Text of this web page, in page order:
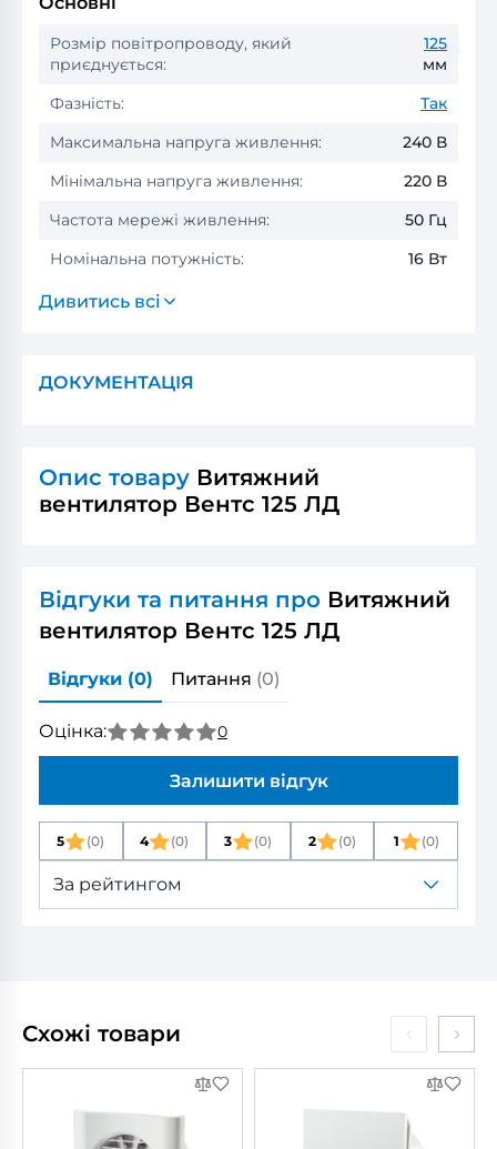
Розмір повітропроводу, який
приєднується:
125
мм
Фазність:
Так
Максимальна напруга живлення:
240 В
Мінімальна напруга живлення:
220 В
Частота мережі живлення:
50 Гц
Номінальна потужність:
16 Вт
Дивитись всі
ДОКУМЕНТАЦІЯ
Опис товару Витяжний
вентилятор Вентс 125 ЛД
Відгуки та питання про Витяжний
вентилятор Вентс 125 ЛД
Відгуки (0) Питання (0)
Оцінка: 0
Залишити відгук
5 (0) 4 (0) 3 (0) 2 (0) 1 (0)
За рейтингом
Схожі товари